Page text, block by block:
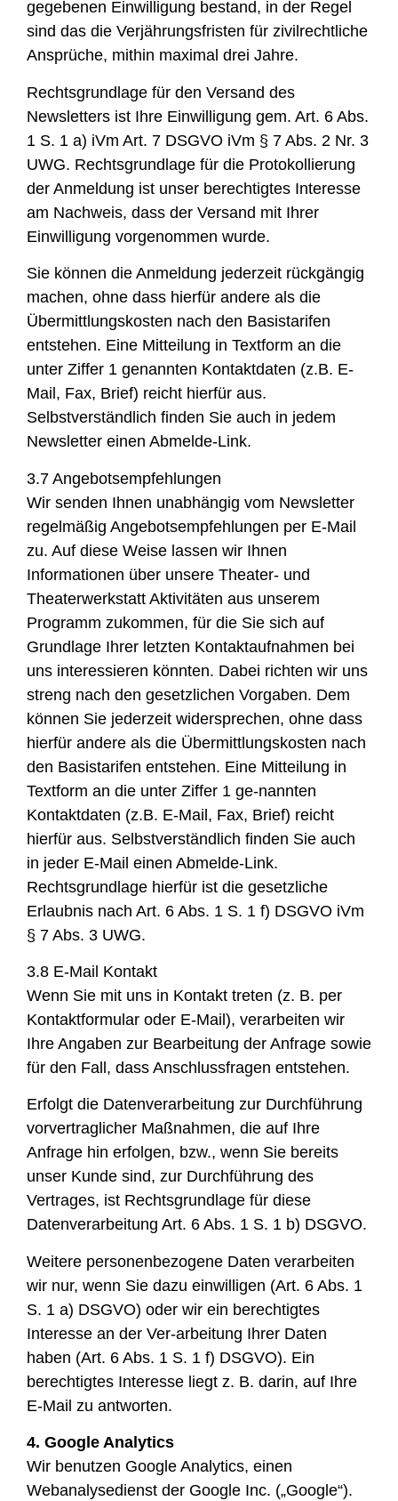
gegebenen Einwilligung bestand, in der Regel
sind das die Verjährungsfristen für zivilrechtliche
Ansprüche, mithin maximal drei Jahre.
Rechtsgrundlage für den Versand des
Newsletters ist Ihre Einwilligung gem. Art. 6 Abs.
1 S. 1 a) iVm Art. 7 DSGVO iVm § 7 Abs. 2 Nr. 3
UWG. Rechtsgrundlage für die Protokollierung
der Anmeldung ist unser berechtigtes Interesse
am Nachweis, dass der Versand mit Ihrer
Einwilligung vorgenommen wurde.
Sie können die Anmeldung jederzeit rückgängig
machen, ohne dass hierfür andere als die
Übermittlungskosten nach den Basistarifen
entstehen. Eine Mitteilung in Textform an die
unter Ziffer 1 genannten Kontaktdaten (z.B. E-
Mail, Fax, Brief) reicht hierfür aus.
Selbstverständlich finden Sie auch in jedem
Newsletter einen Abmelde-Link.
3.7 Angebotsempfehlungen
Wir senden Ihnen unabhängig vom Newsletter
regelmäßig Angebotsempfehlungen per E-Mail
zu. Auf diese Weise lassen wir Ihnen
Informationen über unsere Theater- und
Theaterwerkstatt Aktivitäten aus unserem
Programm zukommen, für die Sie sich auf
Grundlage Ihrer letzten Kontaktaufnahmen bei
uns interessieren könnten. Dabei richten wir uns
streng nach den gesetzlichen Vorgaben. Dem
können Sie jederzeit widersprechen, ohne dass
hierfür andere als die Übermittlungskosten nach
den Basistarifen entstehen. Eine Mitteilung in
Textform an die unter Ziffer 1 ge-nannten
Kontaktdaten (z.B. E-Mail, Fax, Brief) reicht
hierfür aus. Selbstverständlich finden Sie auch
in jeder E-Mail einen Abmelde-Link.
Rechtsgrundlage hierfür ist die gesetzliche
Erlaubnis nach Art. 6 Abs. 1 S. 1 f) DSGVO iVm
§ 7 Abs. 3 UWG.
3.8 E-Mail Kontakt
Wenn Sie mit uns in Kontakt treten (z. B. per
Kontaktformular oder E-Mail), verarbeiten wir
Ihre Angaben zur Bearbeitung der Anfrage sowie
für den Fall, dass Anschlussfragen entstehen.
Erfolgt die Datenverarbeitung zur Durchführung
vorvertraglicher Maßnahmen, die auf Ihre
Anfrage hin erfolgen, bzw., wenn Sie bereits
unser Kunde sind, zur Durchführung des
Vertrages, ist Rechtsgrundlage für diese
Datenverarbeitung Art. 6 Abs. 1 S. 1 b) DSGVO.
Weitere personenbezogene Daten verarbeiten
wir nur, wenn Sie dazu einwilligen (Art. 6 Abs. 1
S. 1 a) DSGVO) oder wir ein berechtigtes
Interesse an der Ver-arbeitung Ihrer Daten
haben (Art. 6 Abs. 1 S. 1 f) DSGVO). Ein
berechtigtes Interesse liegt z. B. darin, auf Ihre
E-Mail zu antworten.
4. Google Analytics
Wir benutzen Google Analytics, einen
Webanalysedienst der Google Inc. („Google“).